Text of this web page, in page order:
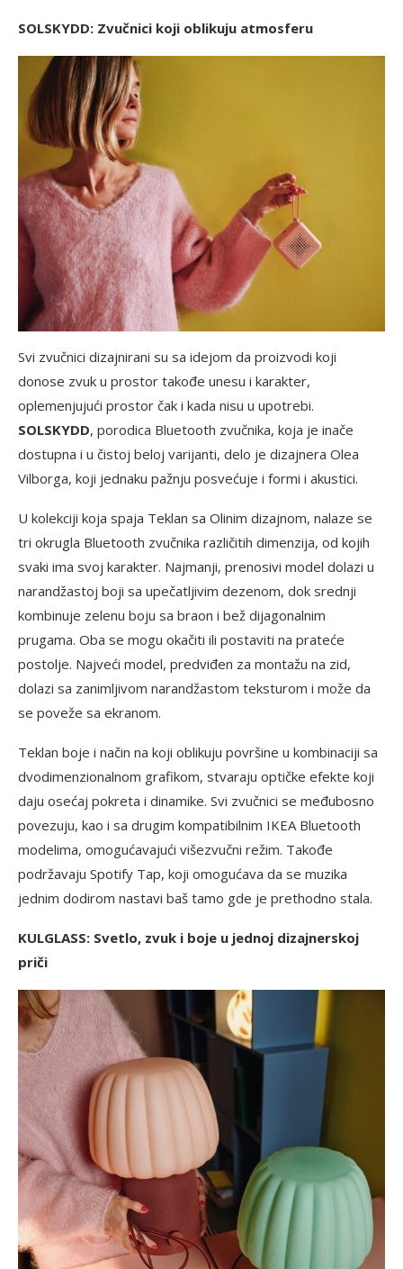
SOLSKYDD: Zvučnici koji oblikuju atmosferu
Svi zvučnici dizajnirani su sa idejom da proizvodi koji
donose zvuk u prostor takođe unesu i karakter,
oplemenjujući prostor čak i kada nisu u upotrebi.
SOLSKYDD, porodica Bluetooth zvučnika, koja je inače
dostupna i u čistoj beloj varijanti, delo je dizajnera Olea
Vilborga, koji jednaku pažnju posvećuje i formi i akustici.
U kolekciji koja spaja Teklan sa Olinim dizajnom, nalaze se
tri okrugla Bluetooth zvučnika različitih dimenzija, od kojih
svaki ima svoj karakter. Najmanji, prenosivi model dolazi u
narandžastoj boji sa upečatljivim dezenom, dok srednji
kombinuje zelenu boju sa braon i bež dijagonalnim
prugama. Oba se mogu okačiti ili postaviti na prateće
postolje. Najveći model, predviđen za montažu na zid,
dolazi sa zanimljivom narandžastom teksturom i može da
se poveže sa ekranom.
Teklan boje i način na koji oblikuju površine u kombinaciji sa
dvodimenzionalnom grafikom, stvaraju optičke efekte koji
daju osećaj pokreta i dinamike. Svi zvučnici se međubosno
povezuju, kao i sa drugim kompatibilnim IKEA Bluetooth
modelima, omogućavajući višezvučni režim. Takođe
podržavaju Spotify Tap, koji omogućava da se muzika
jednim dodirom nastavi baš tamo gde je prethodno stala.
KULGLASS: Svetlo, zvuk i boje u jednoj dizajnerskoj
priči